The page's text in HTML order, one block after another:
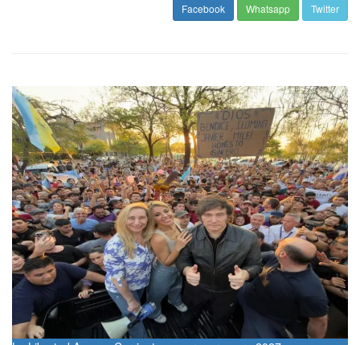
Facebook Whatsapp Twitter